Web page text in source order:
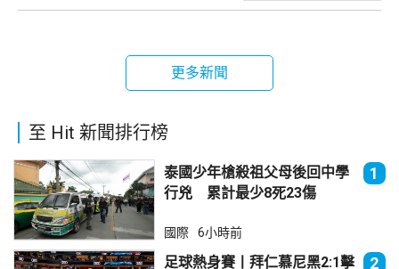
更多新聞
至 Hit 新聞排行榜
泰國少年槍殺祖父母後回中學
行兇 累計最少8死23傷
1
國際 6小時前
足球熱身賽丨拜仁慕尼黑2:1擊
2